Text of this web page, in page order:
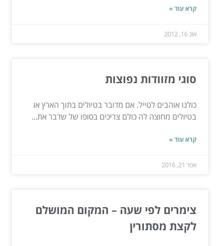
קרא עוד »
אוג 16, 2012
סוגי מזוודות נפוצות
כולנו אוהבים לטייל. אם מדובר בטיולים בתוך הארץ או
בטיולים מחוצה לה כולם צריכים בסופו של שדבר את...
קרא עוד »
אפר 21, 2016
צימרים לפי שעה – המקום המושלם
לקצת מסתורין